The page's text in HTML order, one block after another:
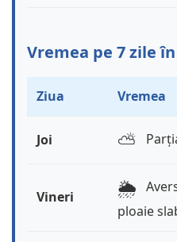
Vremea pe 7 zile
Ziua Vremea
Joi ⛅️
Vineri 🌦️
ploaie